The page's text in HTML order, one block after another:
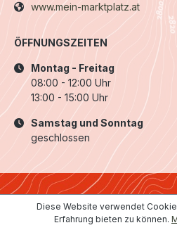
www.mein-marktplatz.at
ÖFFNUNGSZEITEN
Montag - Freitag
08:00 - 12:00 Uhr
13:00 - 15:00 Uhr
Samstag und Sonntag
geschlossen
Diese Website verwendet
Erfahrung bieten zu können.